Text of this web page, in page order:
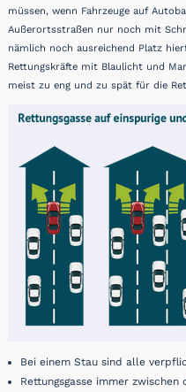
müssen, wenn Fahrzeuge auf
Außerortsstraßen nur noch mit
nämlich noch ausreichend Platz
Rettungskräfte mit Blaulicht und
meist zu eng und zu spät für die
Bei einem Stau sind alle
Rettungsgasse immer